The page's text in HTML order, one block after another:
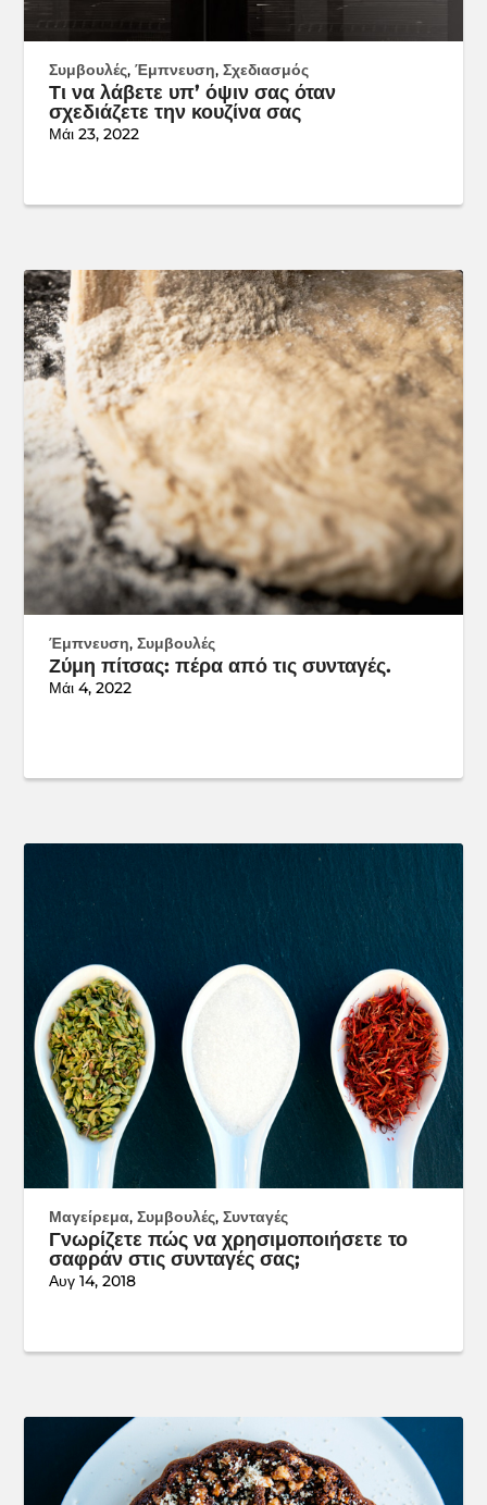
Συμβουλές,Έμπνευση,Σχεδιασμός
Τι να λάβετε υπ’ όψιν σας όταν
σχεδιάζετε την κουζίνα σας
Μάι 23, 2022
Έμπνευση,Συμβουλές
Ζύμη πίτσας: πέρα από τις συνταγές.
Μάι 4, 2022
Μαγείρεμα,Συμβουλές,Συνταγές
Γνωρίζετε πώς να χρησιμοποιήσετε το
σαφράν στις συνταγές σας;
Αυγ 14, 2018